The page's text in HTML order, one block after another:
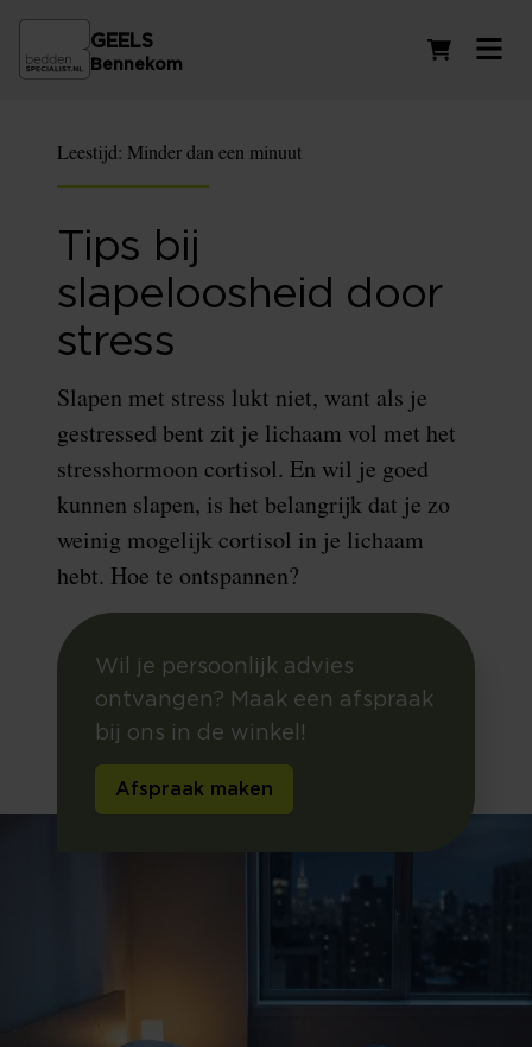
GEELS
Bennekom
Leestijd: Minder dan een minuut
Tips bij
slapeloosheid door
stress
Slapen met stress lukt niet, want als je
gestressed bent zit je lichaam vol met het
stresshormoon cortisol. En wil je goed
kunnen slapen, is het belangrijk dat je zo
weinig mogelijk cortisol in je lichaam
hebt. Hoe te ontspannen?
Wil je persoonlijk advies
ontvangen? Maak een afspraak
bij ons in de winkel!
Afspraak maken